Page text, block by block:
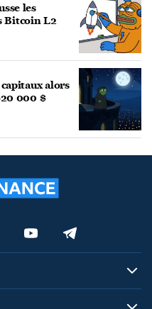
les
Bitcoin L2
alors
000 $